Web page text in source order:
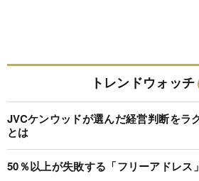
トレンドウォッチ
JVCケンウッドが選んだ経営判断をラ
とは
50％以上が失敗する「フリーアドレス